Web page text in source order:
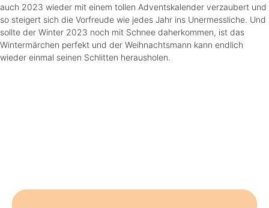
auch 2023 wieder mit einem tollen Adventskalender verzaubert und
so steigert sich die Vorfreude wie jedes Jahr ins Unermessliche. Und
sollte der Winter 2023 noch mit Schnee daherkommen, ist das
Wintermärchen perfekt und der Weihnachtsmann kann endlich
wieder einmal seinen Schlitten herausholen.